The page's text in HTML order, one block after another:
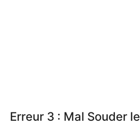
Erreur 3 : Mal Souder